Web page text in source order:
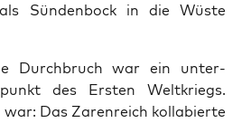
Sün­den­bock in die Wüs­te
Durch­bruch war ein unter­
des Ers­ten Welt­kriegs.
war: Das Zaren­reich kol­la­bier­te